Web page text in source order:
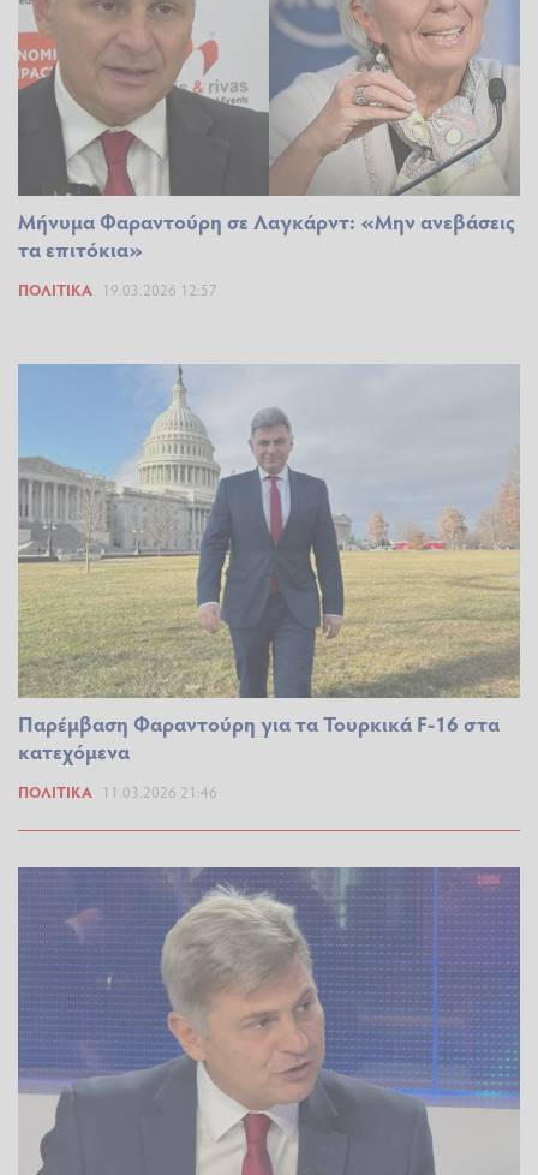
Μήνυμα Φαραντούρη σε Λαγκάρντ: «Μην ανεβάσεις
τα επιτόκια»
ΠΟΛΙΤΙΚΆ 19.03.2026 12:57
Παρέμβαση Φαραντούρη για τα Τουρκικά F-16 στα
κατεχόμενα
ΠΟΛΙΤΙΚΆ 11.03.2026 21:46